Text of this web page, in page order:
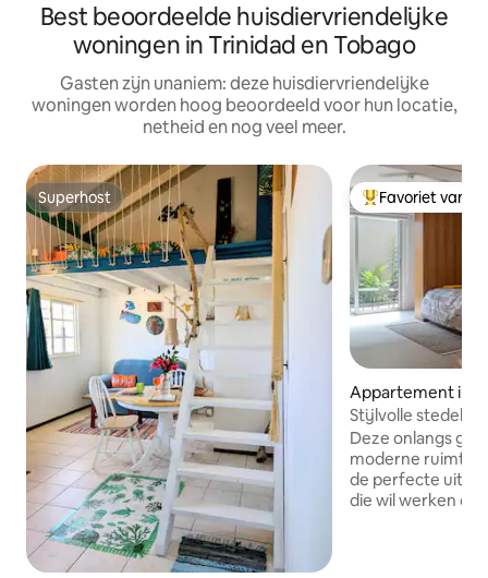
Best beoordeelde huisdiervriendelijke
woningen in Trinidad en Tobago
Gasten zijn unaniem: deze huisdiervriendelijke
woningen worden hoog beoordeeld voor hun locatie,
netheid en nog veel meer.
Superhost
Superhost Topfavoriet van
Favoriet van
Appartement in
Stijlvolle
(Corner House)
Deze onlangs
moderne ruimte
de perfecte
die wil werken of